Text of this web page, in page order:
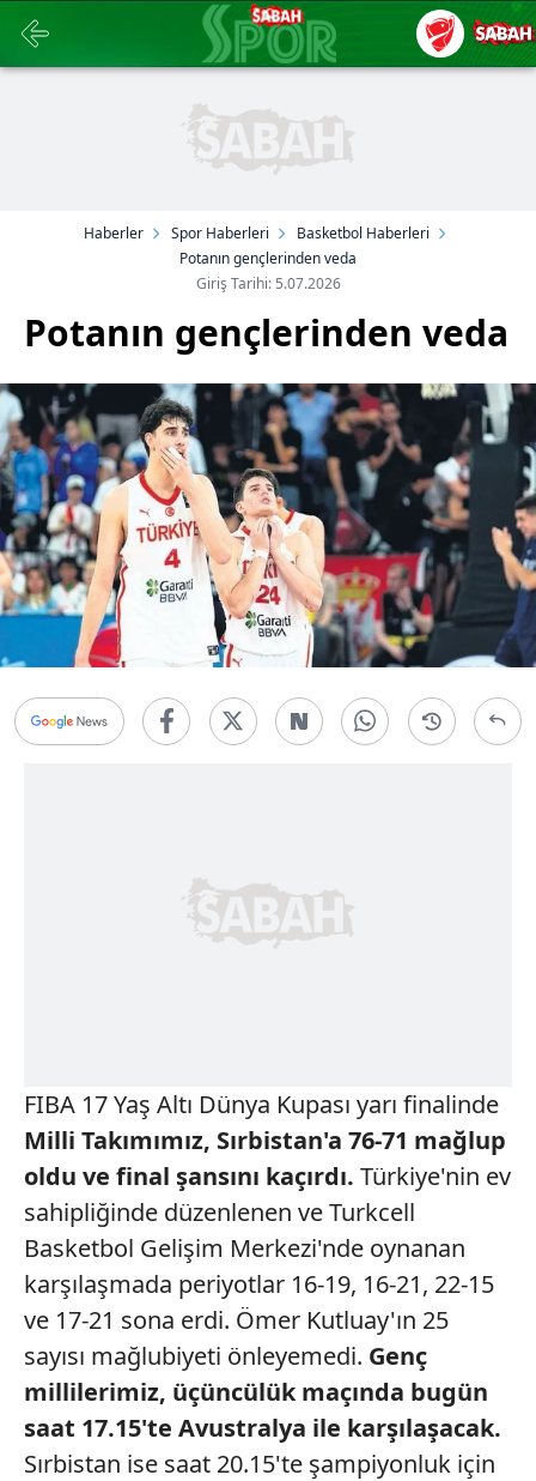
Haberler Spor Haberleri
Basketbol Haberleri
Potanın gençlerinden veda
Giriş Tarihi: 5.07.2026
Potanın gençlerinden veda
FIBA 17 Yaş Altı Dünya Kupası yarı finalinde
Milli Takımımız, Sırbistan'a 76-71 mağlup
oldu ve final şansını kaçırdı. Türkiye'nin ev
sahipliğinde düzenlenen ve Turkcell
Basketbol Gelişim Merkezi'nde oynanan
karşılaşmada periyotlar 16-19, 16-21, 22-15
ve 17-21 sona erdi. Ömer Kutluay'ın 25
sayısı mağlubiyeti önleyemedi. Genç
millilerimiz, üçüncülük maçında bugün
saat 17.15'te Avustralya ile karşılaşacak.
Sırbistan ise saat 20.15'te şampiyonluk için